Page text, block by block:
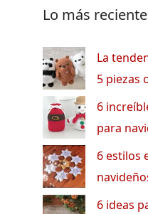
Lo más reciente
La
5 piezas
6
para
6 estilos
6 ideas